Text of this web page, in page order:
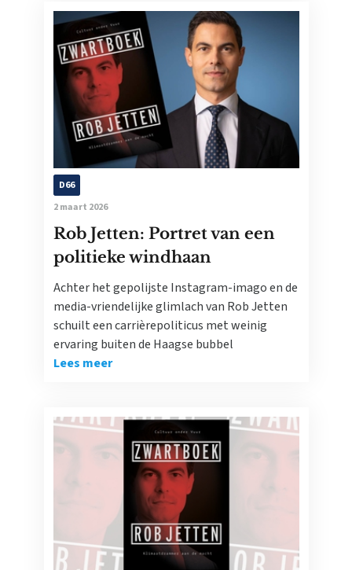
D66
2 maart 2026
Rob Jetten: Portret van een
politieke windhaan
Achter het gepolijste Instagram-imago en de
media-vriendelijke glimlach van Rob Jetten
schuilt een carrièrepoliticus met weinig
ervaring buiten de Haagse bubbel
Lees meer